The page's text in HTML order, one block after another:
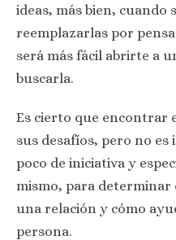
ideas, más bien, cuando
reemplazarlas por
será más fácil abrirte a
buscarla.
Es cierto que encontrar
sus desafíos, pero no es
poco de iniciativa y
mismo, para determinar
una relación y cómo
persona.